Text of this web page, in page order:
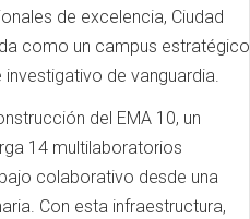
de excelencia, Ciudad
como un campus estratégico
de vanguardia.
del EMA 10, un
14 multilaboratorios
colaborativo desde una
Con esta infraestructura,